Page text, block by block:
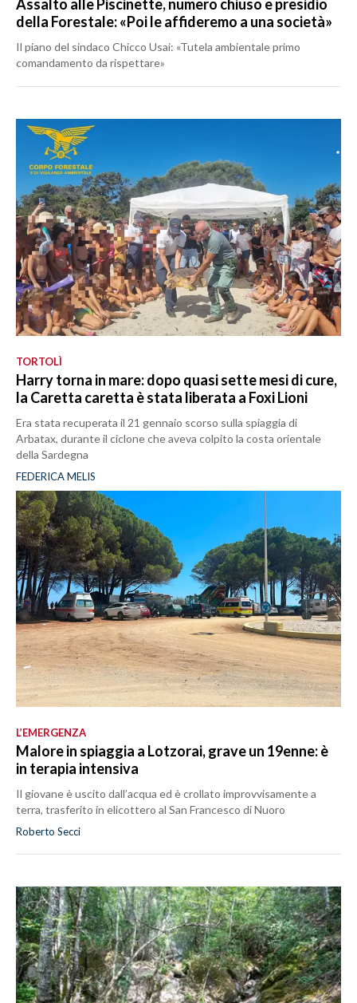
Assalto alle Piscinette, numero chiuso e presidio
della Forestale: «Poi le affideremo a una società»
Il piano del sindaco Chicco Usai: «Tutela ambientale primo
comandamento da rispettare»
TORTOLÌ
Harry torna in mare: dopo quasi sette mesi di cure,
la Caretta caretta è stata liberata a Foxi Lioni
Era stata recuperata il 21 gennaio scorso sulla spiaggia di
Arbatax, durante il ciclone che aveva colpito la costa orientale
della Sardegna
FEDERICA MELIS
L’EMERGENZA
Malore in spiaggia a Lotzorai, grave un 19enne: è
in terapia intensiva
Il giovane è uscito dall’acqua ed è crollato improvvisamente a
terra, trasferito in elicottero al San Francesco di Nuoro
Roberto Secci